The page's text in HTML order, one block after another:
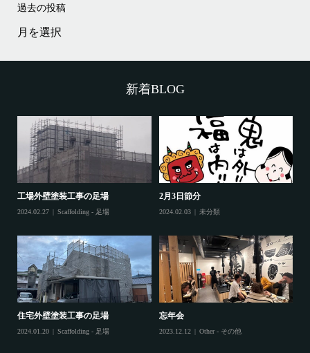
過去の投稿
過
去
投
新着BLOG
工場外壁塗装工事の足場
2024.02.27 Scaffolding - 足場
2月3日節分
2024.02.03 未分類
住宅外壁塗装工事の足場
2024.01.20 Scaffolding - 足場
忘年会
2023.12.12 Other - その他